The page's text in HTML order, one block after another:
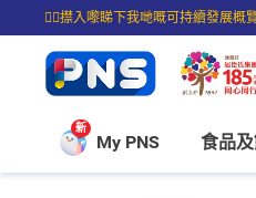
☝🏼㩒入嚟睇下我哋嘅可持續發展概
⭐購物滿$399即享免費送貨；滿
新
My PNS 食品